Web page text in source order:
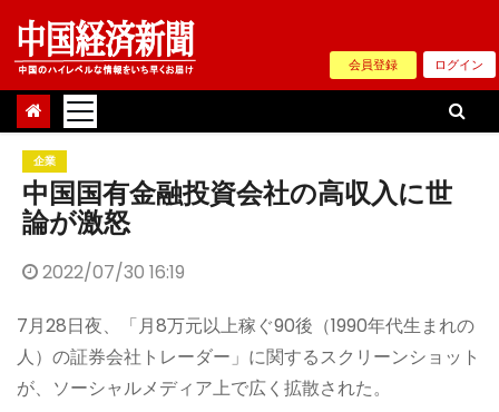
Skip
content
会員登録 ログイン
企業
中国国有金融投資会社の高収入に世
論が激怒
2022/07/30 16:19
7月28日夜、「月8万元以上稼ぐ90後（1990年代生まれの
人）の証券会社トレーダー」に関するスクリーンショット
が、ソーシャルメディア上で広く拡散された。